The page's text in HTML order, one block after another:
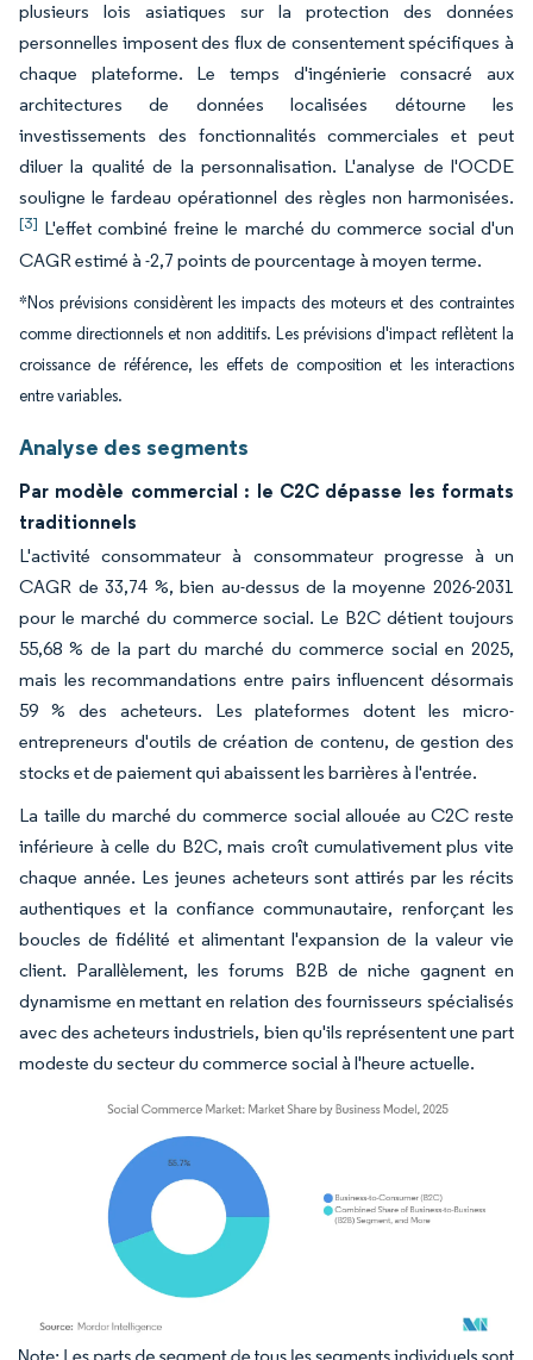
plusieurs lois asiatiques sur la protection des données
personnelles imposent des flux de consentement spécifiques à
chaque plateforme. Le temps d'ingénierie consacré aux
architectures de données localisées détourne les
investissements des fonctionnalités commerciales et peut
diluer la qualité de la personnalisation. L'analyse de l'OCDE
souligne le fardeau opérationnel des règles non harmonisées.
[3] L'effet combiné freine le marché du commerce social d'un
CAGR estimé à -2,7 points de pourcentage à moyen terme.
*Nos prévisions considèrent les impacts des moteurs et des contraintes
comme directionnels et non additifs. Les prévisions d'impact reflètent la
croissance de référence, les effets de composition et les interactions
entre variables.
Analyse des segments
Par modèle commercial : le C2C dépasse les formats
traditionnels
L'activité consommateur à consommateur progresse à un
CAGR de 33,74 %, bien au-dessus de la moyenne 2026-2031
pour le marché du commerce social. Le B2C détient toujours
55,68 % de la part du marché du commerce social en 2025,
mais les recommandations entre pairs influencent désormais
59 % des acheteurs. Les plateformes dotent les micro-
entrepreneurs d'outils de création de contenu, de gestion des
stocks et de paiement qui abaissent les barrières à l'entrée.
La taille du marché du commerce social allouée au C2C reste
inférieure à celle du B2C, mais croît cumulativement plus vite
chaque année. Les jeunes acheteurs sont attirés par les récits
authentiques et la confiance communautaire, renforçant les
boucles de fidélité et alimentant l'expansion de la valeur vie
client. Parallèlement, les forums B2B de niche gagnent en
dynamisme en mettant en relation des fournisseurs spécialisés
avec des acheteurs industriels, bien qu'ils représentent une part
modeste du secteur du commerce social à l'heure actuelle.